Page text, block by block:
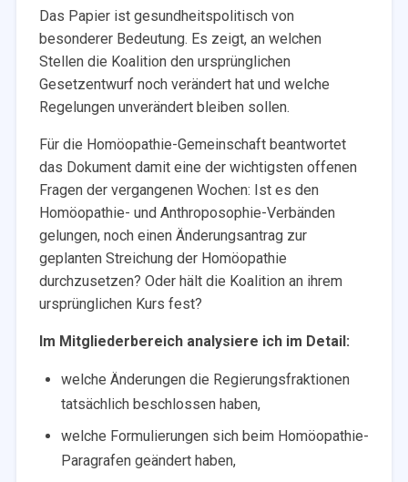
Das Papier ist gesundheitspolitisch von
besonderer Bedeutung. Es zeigt, an welchen
Stellen die Koalition den ursprünglichen
Gesetzentwurf noch verändert hat und welche
Regelungen unverändert bleiben sollen.
Für die Homöopathie-Gemeinschaft beantwortet
das Dokument damit eine der wichtigsten offenen
Fragen der vergangenen Wochen: Ist es den
Homöopathie- und Anthroposophie-Verbänden
gelungen, noch einen Änderungsantrag zur
geplanten Streichung der Homöopathie
durchzusetzen? Oder hält die Koalition an ihrem
ursprünglichen Kurs fest?
Im Mitgliederbereich analysiere ich im Detail:
welche Änderungen die Regierungsfraktionen
tatsächlich beschlossen haben,
welche Formulierungen sich beim Homöopathie-
Paragrafen geändert haben,